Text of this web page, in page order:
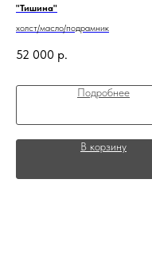
"Тишина"
холст/масло/подрамник
52 000 р.
Подробнее
В корзину